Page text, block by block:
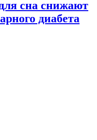
сна снижают
диабета